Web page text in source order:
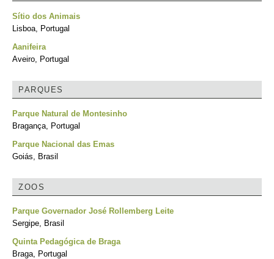
Sítio dos Animais
Lisboa, Portugal
Aanifeira
Aveiro, Portugal
PARQUES
Parque Natural de Montesinho
Bragança, Portugal
Parque Nacional das Emas
Goiás, Brasil
ZOOS
Parque Governador José Rollemberg Leite
Sergipe, Brasil
Quinta Pedagógica de Braga
Braga, Portugal